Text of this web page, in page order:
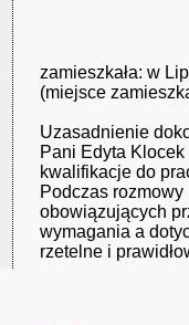
zamieszkała: w
(miejsce
Uzasadnienie
Pani Edyta
kwalifikacje do
Podczas
obowiązujących
wymagania a
rzetelne i